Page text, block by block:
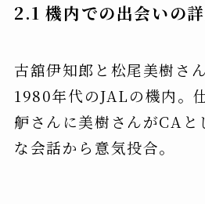
2.1 機内での出会いの
古舘伊知郎と松尾美樹さ
1980年代のJALの機内。
舮さんに美樹さんがCAと
な会話から意気投合。